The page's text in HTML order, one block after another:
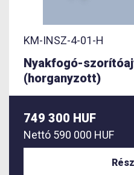
KM-INSZ-4-01-H
Nyakfogó-
(horganyzott)
749 300 HUF
Nettó 590 000 HUF